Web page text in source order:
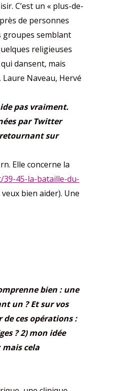
C’est un « plus-de-
de personnes
groupes semblant
religieuses
dansent, mais
Laure Naveau, Hervé
pas vraiment.
par Twitter
sur
Elle concerne la
45-la-bataille-du-
bien aider). Une
bien : une
un ? Et sur vos
ces opérations :
? 2) mon idée
cela